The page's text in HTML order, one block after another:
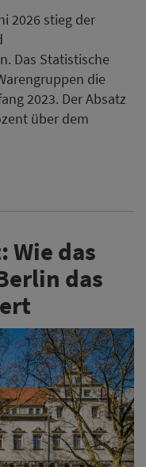
2026 stieg der
Das Statistische
die
2023. Der Absatz
über dem
Wie das
das